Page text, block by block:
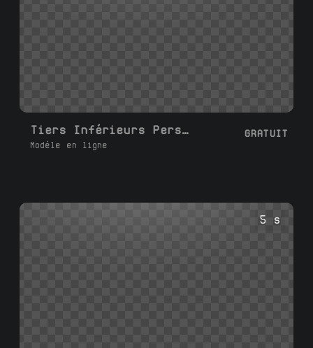
Tiers Inférieurs Personnalisés 02
Modèle en ligne
GRATUIT
5 s